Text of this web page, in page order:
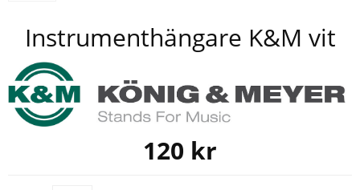
Instrumenthängare K&M vit
120 kr